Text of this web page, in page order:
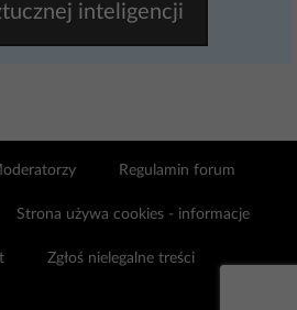
inteligencji
Regulamin forum
Strona używa cookies - informacje
Zgłoś nielegalne treści